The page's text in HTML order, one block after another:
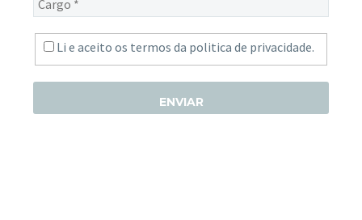
Li e aceito os termos da politica de privacidade.